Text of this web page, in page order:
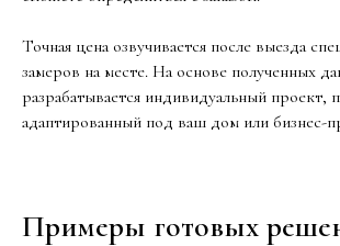
Точная цена озвучивается после выезда
замеров на месте. На основе полученных
разрабатывается индивидуальный проект,
адаптированный под ваш дом или бизнес-
Примеры готовых